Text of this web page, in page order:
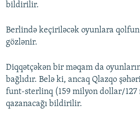
bildirilir.
Berlində keçiriləcək oyunlara qolfun
gözlənir.
Diqqətçəkən bir məqam da
bağlıdır. Belə ki, ancaq Qlazqo
funt-sterlinq (159 milyon dollar/127
qazanacağı bildirilir.